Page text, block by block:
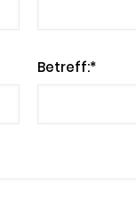
Betreff:*